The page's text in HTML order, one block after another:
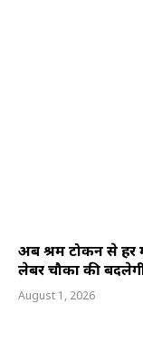
अब श्रम टोकन से हर
लेबर चौकों की
August 1, 2026